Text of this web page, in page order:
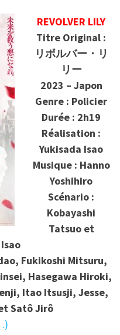
REVOLVER LILY
Titre Original :
リボルバー・リ
リー
2023 – Japon
Genre : Policier
Durée : 2h19
Réalisation :
Yukisada Isao
Musique : Hanno
Yoshihiro
Scénario :
Kobayashi
Tatsuo et
Fukikoshi Mitsuru,
Hasegawa Hiroki,
Itao Itsusji, Jesse,
Satô Jirô